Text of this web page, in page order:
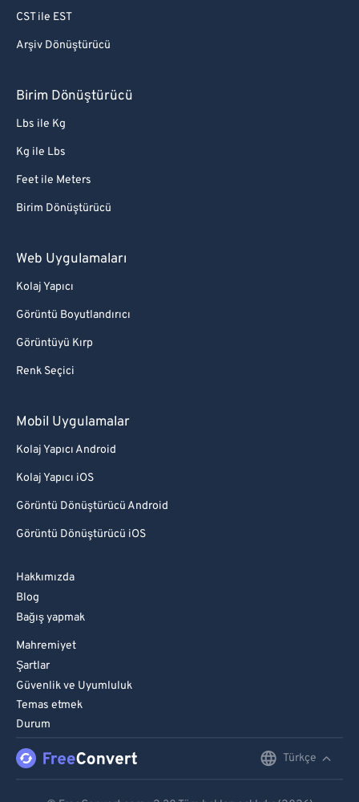
CST ile EST
Arşiv Dönüştürücü
Birim Dönüştürücü
Lbs ile Kg
Kg ile Lbs
Feet ile Meters
Birim Dönüştürücü
Web Uygulamaları
Kolaj Yapıcı
Görüntü Boyutlandırıcı
Görüntüyü Kırp
Renk Seçici
Mobil Uygulamalar
Kolaj Yapıcı Android
Kolaj Yapıcı iOS
Görüntü Dönüştürücü Android
Görüntü Dönüştürücü iOS
Hakkımızda
Blog
Bağış yapmak
Mahremiyet
Şartlar
Güvenlik ve Uyumluluk
Temas etmek
Durum
Türkçe